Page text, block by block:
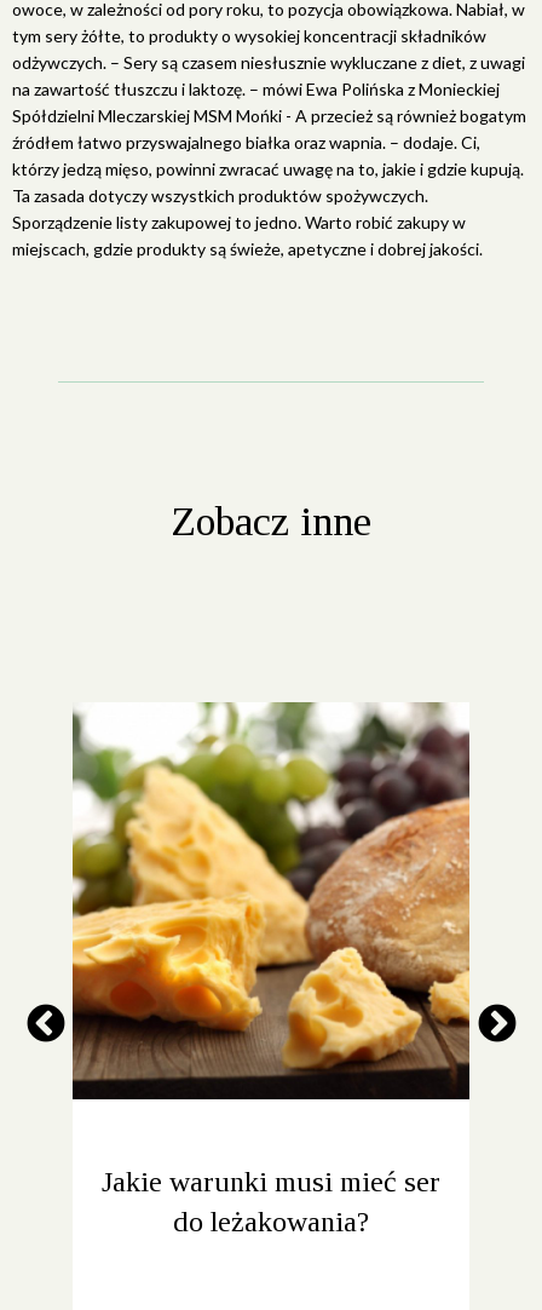
owoce, w zależności od pory roku, to pozycja obowiązkowa. Nabiał, w
tym sery żółte, to produkty o wysokiej koncentracji składników
odżywczych. – Sery są czasem niesłusznie wykluczane z diet, z uwagi
na zawartość tłuszczu i laktozę. – mówi Ewa Polińska z Monieckiej
Spółdzielni Mleczarskiej MSM Mońki - A przecież są również bogatym
źródłem łatwo przyswajalnego białka oraz wapnia. – dodaje. Ci,
którzy jedzą mięso, powinni zwracać uwagę na to, jakie i gdzie kupują.
Ta zasada dotyczy wszystkich produktów spożywczych.
Sporządzenie listy zakupowej to jedno. Warto robić zakupy w
miejscach, gdzie produkty są świeże, apetyczne i dobrej jakości.
Zobacz inne
Jakie warunki musi mieć ser
do leżakowania?